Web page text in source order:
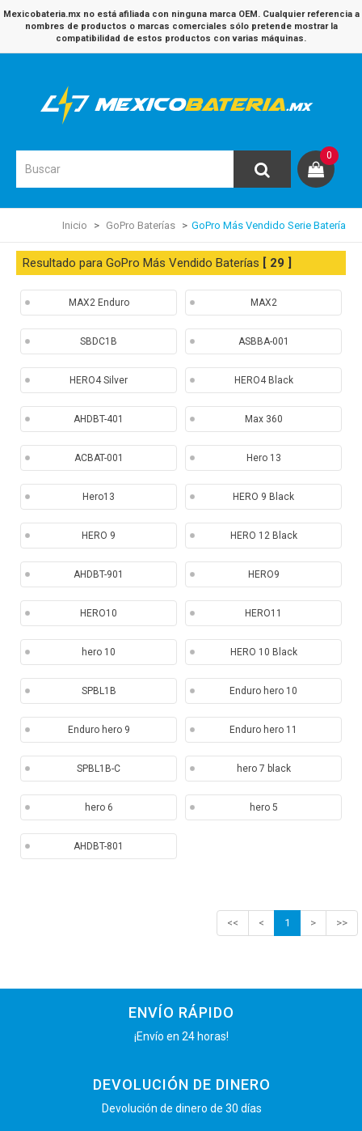
Mexicobateria.mx no está afiliada con ninguna marca OEM. Cualquier referencia a
nombres de productos o marcas comerciales sólo pretende mostrar la
compatibilidad de estos productos con varias máquinas.
0
Inicio GoPro Baterías GoPro Más Vendido Serie Batería
Resultado para GoPro Más Vendido Baterías [ 29 ]
MAX2 Enduro MAX2
SBDC1B ASBBA-001
HERO4 Silver HERO4 Black
AHDBT-401 Max 360
ACBAT-001 Hero 13
Hero13 HERO 9 Black
HERO 9 HERO 12 Black
AHDBT-901 HERO9
HERO10 HERO11
hero 10 HERO 10 Black
SPBL1B Enduro hero 10
Enduro hero 9 Enduro hero 11
SPBL1B-C hero 7 black
hero 6 hero 5
AHDBT-801
<< < 1 > >>
ENVÍO RÁPIDO
¡Envío en 24 horas!
DEVOLUCIÓN DE DINERO
Devolución de dinero de 30 días